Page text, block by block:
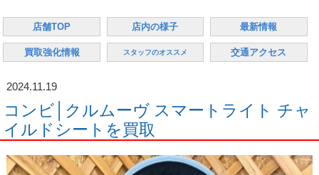
店舗TOP 店内の様子 最新情報
買取強化情報 スタッフのオススメ 交通アクセス
2024.11.19
コンビ│クルムーヴ スマートライト チャ
イルドシートを買取